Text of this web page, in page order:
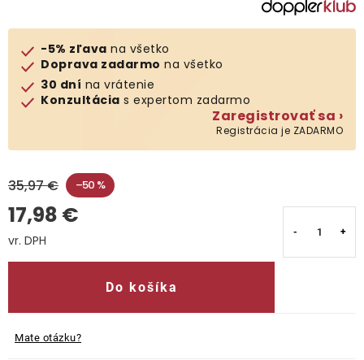
Predávané značky
Klub výhod
Kontakty
-5% zľava na všetko
Doprava zadarmo na všetko
30 dní na vrátenie
Konzultácia s expertom zadarmo
Zaregistrovať sa ›
Registrácia je ZADARMO
35,97 € –50 %
17,98 €
Do košíka
Mate otázku?